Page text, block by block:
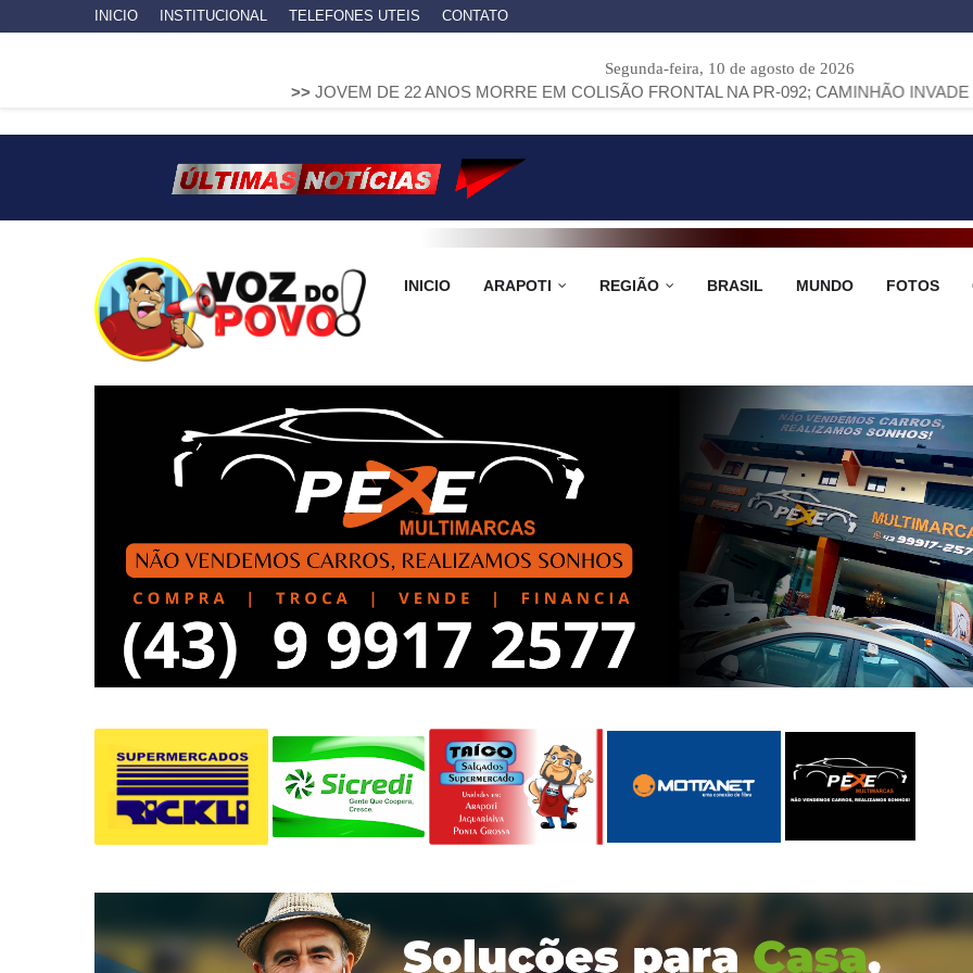
INICIO INSTITUCIONAL TELEFONES UTEIS CONTATO
Segunda-feira, 10 de agosto de 2026
JOVEM DE 22 ANOS MORRE EM COLISÃO FRONTAL NA PR-092; CAMINHÃO INVADE
INICIO ARAPOTI REGIÃO BRASIL MUNDO FOTOS